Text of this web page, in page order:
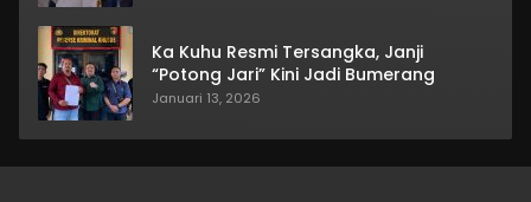
Ka Kuhu Resmi Tersangka, Janji
“Potong Jari” Kini Jadi Bumerang
Januari 13, 2026